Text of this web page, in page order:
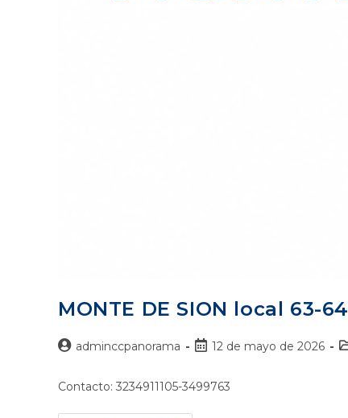
MONTE DE SION local 63-64
adminccpanorama 12 de mayo de 2026
Contacto: 3234911105-3499763